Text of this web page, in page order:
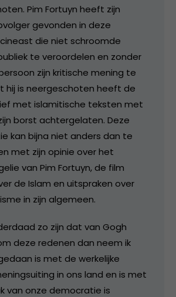
Pim Fortuyn heeft zijn
gevonden in deze
die niet schroomde
te veroordelen en zonder
zijn kritische mening te
hij is neergeschoten heeft de
met islamitische teksten met
borst achtergelaten. Deze
kan bijna niet anders dan te
met zijn opinie over het
van Pim Fortuyn, de film
de Islam en uitspraken over
in zijn algemeen.
zo zijn dat van Gogh
deze redenen dan neem ik
is met de werkelijke
in ons land en is met
van onze democratie is